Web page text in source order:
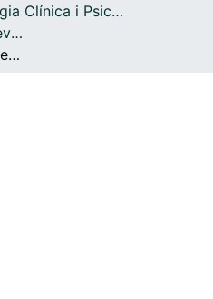
Navega per tot el DD
Psicologia Clínica i Psicobiologia
Articles publicats en revistes (Psicologia Clínica i Psicobiologia)
Indicadores diferenciales de personalidad frente al riesgo de suicidio en adolescentes